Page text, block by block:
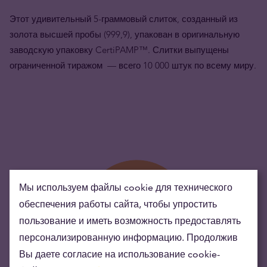
Этот удивительный 5-граммовый слиток, созданный из
золота высшей пробы (999,9), упакован в оригинальную
заводскую упаковку CertiPAMP™. Слитки выпущены
ограниченной тиражом — всего 10 000 штук по всему миру.
Мы используем файлы cookie для технического
обеспечения работы сайта, чтобы упростить
пользование и иметь возможность предоставлять
персонализированную информацию. Продолжив
Вы даете согласие на использование cookie-